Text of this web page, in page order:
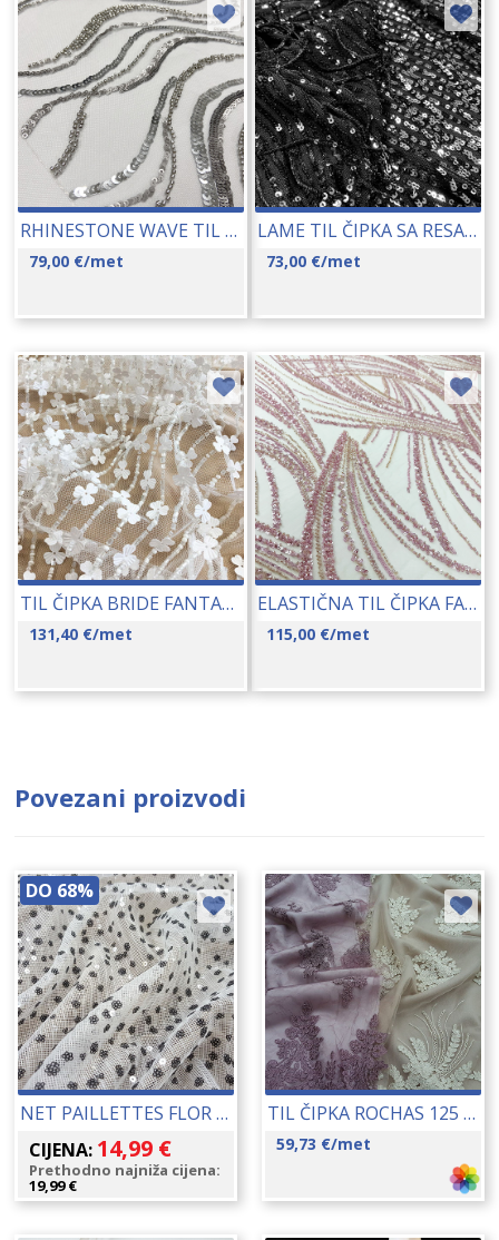
RHINESTONE WAVE TIL ČIPKA (G48037) 125-130 CM 22246
79,00 €/met
LAME TIL ČIPKA SA RESAMA (81053) 125 CM 20088
73,00 €/met
TIL ČIPKA BRIDE FANTASIA 88048 130 CM 18080
131,40 €/met
ELASTIČNA TIL ČIPKA FANTASIA 26070-85002-2
115,00 €/met
Povezani proizvodi
DO 68%
NET PAILLETTES FLOR 75020 135 CM 17119
CIJENA: 14,99 €
Prethodno najniža cijena:
19,99€
TIL ČIPKA ROCHAS 125 CM 17132
59,73 €/met